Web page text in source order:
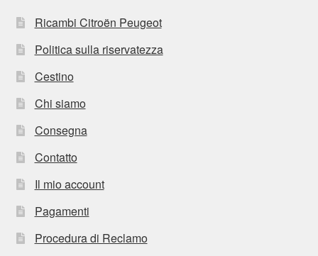
Ricambi Citroën Peugeot
Politica sulla riservatezza
Cestino
Chi siamo
Consegna
Contatto
Il mio account
Pagamenti
Procedura di Reclamo